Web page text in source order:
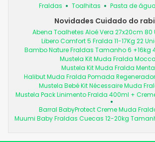
Fraldas Toalhitas Pasta de água
Novidades Cuidado do
Abena Toalhetes Aloé Vera 27x20cm
Libero Comfort 5 Fralda 11-17Kg 22
Bambo Nature Fraldas Tamanho 6 +16kg
Mustela Kit Muda Fralda Mocca
Mustela Kit Muda Fralda Menta
Halibut Muda Fralda Pomada
Mustela Bebé Kit Nécessaire Muda
Mustela Pack Linimento Fralda 400ml +
Barral BabyProtect Creme Muda
Muumi Baby Fraldas Cuecas 12-20kg